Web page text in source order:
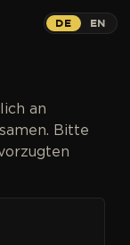
DE EN
an
Bitte